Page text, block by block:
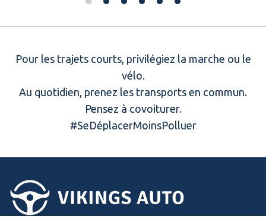
Pour les trajets courts, privilégiez la marche ou le
vélo.
Au quotidien, prenez les transports en commun.
Pensez à covoiturer.
#SeDéplacerMoinsPolluer